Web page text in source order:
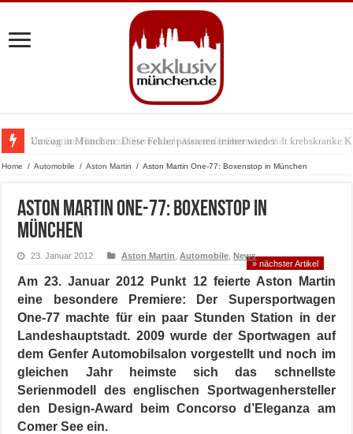
Umzug in München: Diese Fehler passieren immer wieder
Zu Gast im Fränk’ness: Sternekoch Alexander Herrmann lädt krebskranke
Home / Automobile / Aston Martin / Aston Martin One-77: Boxenstop in München
Aston Martin One-77: Boxenstop in
München
23. Januar 2012 Aston Martin ,Automobile ,News
» nächster Artikel
Am 23. Januar 2012 Punkt 12 feierte Aston Martin
eine besondere Premiere: Der Supersportwagen
One-77 machte für ein paar Stunden Station in der
Landeshauptstadt. 2009 wurde der Sportwagen auf
dem Genfer Automobilsalon vorgestellt und noch im
gleichen Jahr heimste sich das schnellste
Serienmodell des englischen Sportwagenhersteller
den Design-Award beim Concorso d’Eleganza am
Comer See ein.